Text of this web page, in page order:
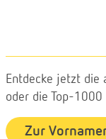
Entdecke jetzt die
oder die Top-
Zur